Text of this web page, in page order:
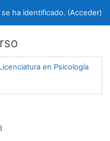
ha identificado. (Acceder)
en Psicología